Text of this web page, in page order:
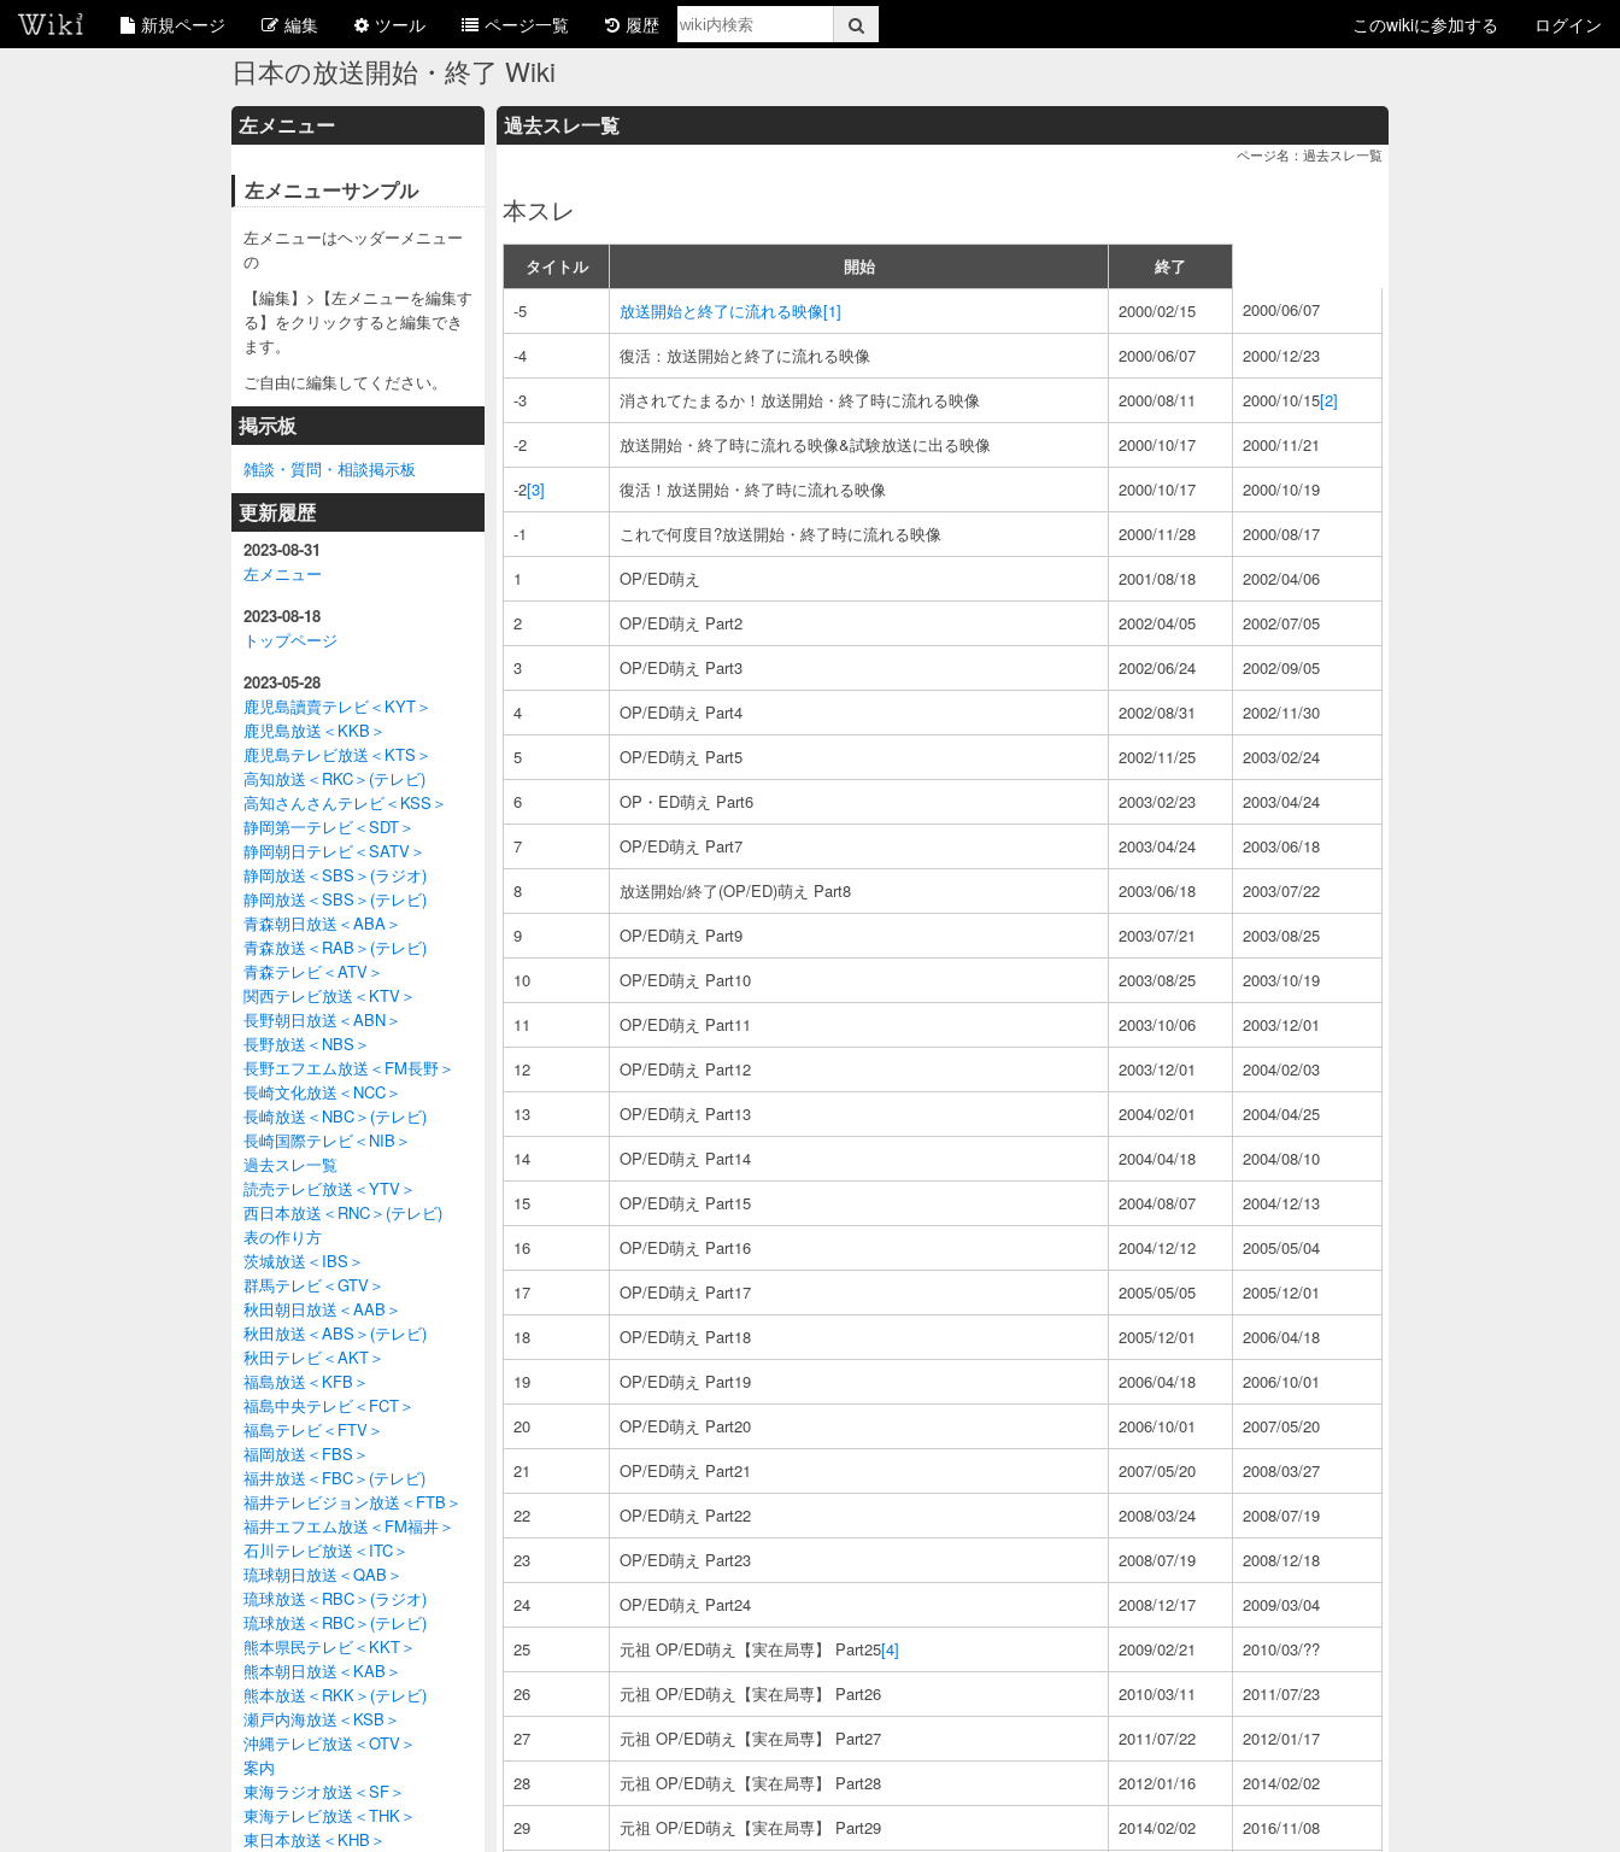
新規ページ 編集 ツール ページ一覧 履歴 このwikiに参加する ログイン
日本の放送開始・終了 Wiki
左メニュー
左メニューサンプル
左メニューはヘッダーメニュー
の
【編集】>【左メニューを編集す
る】をクリックすると編集でき
ます。
ご自由に編集してください。
掲示板
雑談・質問・相談掲示板
更新履歴
2023-08-31
左メニュー
2023-08-18
トップページ
2023-05-28
鹿児島讀賣テレビ＜KYT＞
鹿児島放送＜KKB＞
鹿児島テレビ放送＜KTS＞
高知放送＜RKC＞(テレビ)
高知さんさんテレビ＜KSS＞
静岡第一テレビ＜SDT＞
静岡朝日テレビ＜SATV＞
静岡放送＜SBS＞(ラジオ)
静岡放送＜SBS＞(テレビ)
青森朝日放送＜ABA＞
青森放送＜RAB＞(テレビ)
青森テレビ＜ATV＞
関西テレビ放送＜KTV＞
長野朝日放送＜ABN＞
長野放送＜NBS＞
長野エフエム放送＜FM長野＞
長崎文化放送＜NCC＞
長崎放送＜NBC＞(テレビ)
長崎国際テレビ＜NIB＞
過去スレ一覧
読売テレビ放送＜YTV＞
西日本放送＜RNC＞(テレビ)
表の作り方
茨城放送＜IBS＞
群馬テレビ＜GTV＞
秋田朝日放送＜AAB＞
秋田放送＜ABS＞(テレビ)
秋田テレビ＜AKT＞
福島放送＜KFB＞
福島中央テレビ＜FCT＞
福島テレビ＜FTV＞
福岡放送＜FBS＞
福井放送＜FBC＞(テレビ)
福井テレビジョン放送＜FTB＞
福井エフエム放送＜FM福井＞
石川テレビ放送＜ITC＞
琉球朝日放送＜QAB＞
琉球放送＜RBC＞(ラジオ)
琉球放送＜RBC＞(テレビ)
熊本県民テレビ＜KKT＞
熊本朝日放送＜KAB＞
熊本放送＜RKK＞(テレビ)
瀬戸内海放送＜KSB＞
沖縄テレビ放送＜OTV＞
案内
東海ラジオ放送＜SF＞
東海テレビ放送＜THK＞
東日本放送＜KHB＞
過去スレ一覧
ページ名：過去スレ一覧
本スレ
タイトル 開始
終了
-5
放送開始と終了に流れる映像[1] 2000/02/15
2000/06/07
-4
復活：放送開始と終了に流れる映像 2000/06/07
2000/12/23
-3
消されてたまるか！放送開始・終了時に流れる映像 2000/08/11 2000/10/15[2]
-2
放送開始・終了時に流れる映像&試験放送に出る映像 2000/10/17
2000/11/21
-2[3] 復活！放送開始・終了時に流れる映像 2000/10/17
2000/10/19
-1
これで何度目?放送開始・終了時に流れる映像 2000/11/28
2000/08/17
1
OP/ED萌え 2001/08/18
2002/04/06
2
OP/ED萌え Part2 2002/04/05
2002/07/05
3
OP/ED萌え Part3 2002/06/24
2002/09/05
4
OP/ED萌え Part4 2002/08/31
2002/11/30
5
OP/ED萌え Part5 2002/11/25
2003/02/24
6
OP・ED萌え Part6 2003/02/23
2003/04/24
7
OP/ED萌え Part7 2003/04/24
2003/06/18
8
放送開始/終了(OP/ED)萌え Part8 2003/06/18
2003/07/22
9
OP/ED萌え Part9 2003/07/21
2003/08/25
10
OP/ED萌え Part10 2003/08/25
2003/10/19
11
OP/ED萌え Part11 2003/10/06
2003/12/01
12
OP/ED萌え Part12 2003/12/01
2004/02/03
13
OP/ED萌え Part13 2004/02/01
2004/04/25
14
OP/ED萌え Part14 2004/04/18
2004/08/10
15
OP/ED萌え Part15 2004/08/07
2004/12/13
16
OP/ED萌え Part16 2004/12/12
2005/05/04
17
OP/ED萌え Part17 2005/05/05
2005/12/01
18
OP/ED萌え Part18 2005/12/01
2006/04/18
19
OP/ED萌え Part19 2006/04/18
2006/10/01
20
OP/ED萌え Part20 2006/10/01
2007/05/20
21
OP/ED萌え Part21 2007/05/20
2008/03/27
22
OP/ED萌え Part22 2008/03/24
2008/07/19
23
OP/ED萌え Part23 2008/07/19
2008/12/18
24
OP/ED萌え Part24 2008/12/17
2009/03/04
25
元祖 OP/ED萌え【実在局専】 Part25[4] 2009/02/21
2010/03/??
26
元祖 OP/ED萌え【実在局専】 Part26 2010/03/11
2011/07/23
27
元祖 OP/ED萌え【実在局専】 Part27 2011/07/22
2012/01/17
28
元祖 OP/ED萌え【実在局専】 Part28 2012/01/16
2014/02/02
29
元祖 OP/ED萌え【実在局専】 Part29 2014/02/02
2016/11/08